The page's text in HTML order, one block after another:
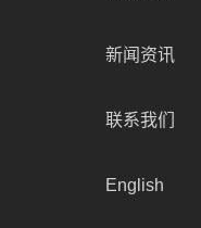
新闻资讯
联系我们
English